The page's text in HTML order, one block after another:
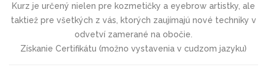
Kurz je určený nielen pre kozmetičky a eyebrow artistky, ale
taktiež pre všetkých z vás, ktorých zaujímajú nové techniky v
odvetví zamerané na obočie.
Získanie Certifikátu (možno vystavenia v cudzom jazyku)